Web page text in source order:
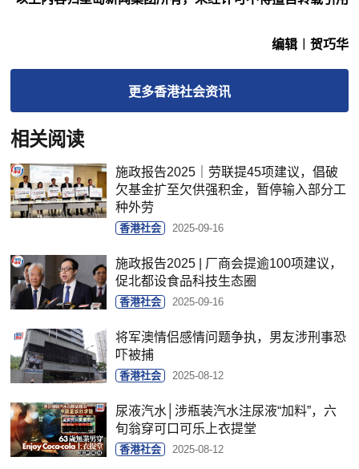
编辑︱贺巧华
更多香港社会资讯
相关阅读
施政报告2025｜劳联提45项建议，倡破
欠基金扩至欠供强积金，暂停输入部分工
种外劳
香港社会 2025-09-16
施政报告2025 | 厂商会提逾100项建议，
促北都设食品科技生态圈
香港社会 2025-09-16
将军澳情侣感情问题争执，男友涉刑事恐
吓被捕
香港社会 2025-08-12
尿液汽水│涉瓶装汽水注尿液“加料”，六
旬翁穿可口可乐上衣提堂
香港社会 2025-08-12